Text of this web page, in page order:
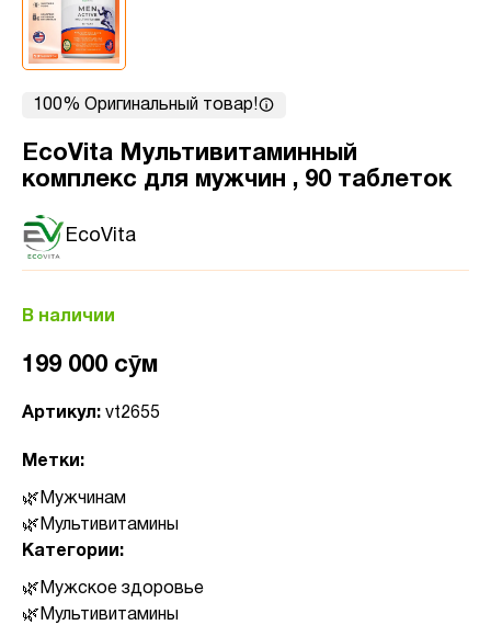
100% Оригинальный товар!
EcoVita Мультивитаминный
комплекс для мужчин , 90 таблеток
EcoVita
В наличии
199 000 сӯм
Артикул: vt2655
Метки:
Мужчинам
Мультивитамины
Категории:
Мужское здоровье
Мультивитамины